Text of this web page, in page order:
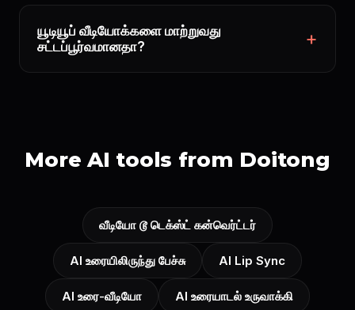
யூடியூப் வீடியோக்களை மாற்றுவது
சட்டப்பூர்வமானதா?
More AI tools from Doitong
வீடியோ டூ டெக்ஸ்ட் கன்வெர்ட்டர்
AI உரையிலிருந்து பேச்சு AI Lip Sync
AI உரை-வீடியோ AI உரையாடல் உருவாக்கி